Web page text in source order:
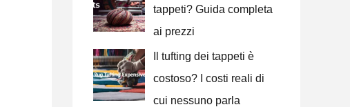
tappeti? Guida completa
ai prezzi
Il tufting dei tappeti è
costoso? I costi reali di
cui nessuno parla